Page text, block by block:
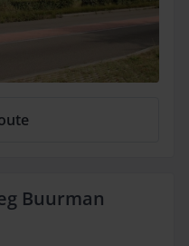
Buurman